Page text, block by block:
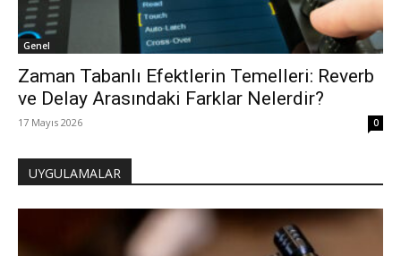
Genel
Zaman Tabanlı Efektlerin Temelleri: Reverb
ve Delay Arasındaki Farklar Nelerdir?
17 Mayıs 2026 0
UYGULAMALAR